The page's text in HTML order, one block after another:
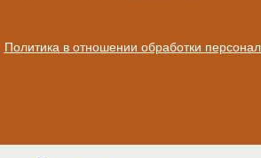
Политика в отношении обработки